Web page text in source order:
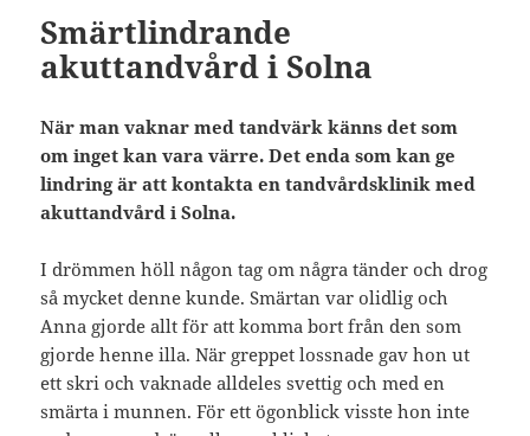
Smärtlindrande
akuttandvård i Solna
När man vaknar med tandvärk känns det som
om inget kan vara värre. Det enda som kan ge
lindring är att kontakta en tandvårdsklinik med
akuttandvård i Solna.
I drömmen höll någon tag om några tänder och drog
så mycket denne kunde. Smärtan var olidlig och
Anna gjorde allt för att komma bort från den som
gjorde henne illa. När greppet lossnade gav hon ut
ett skri och vaknade alldeles svettig och med en
smärta i munnen. För ett ögonblick visste hon inte